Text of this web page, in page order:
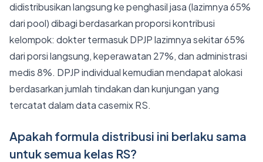
didistribusikan langsung ke penghasil jasa (lazimnya 65%
dari pool) dibagi berdasarkan proporsi kontribusi
kelompok: dokter termasuk DPJP lazimnya sekitar 65%
dari porsi langsung, keperawatan 27%, dan administrasi
medis 8%. DPJP individual kemudian mendapat alokasi
berdasarkan jumlah tindakan dan kunjungan yang
tercatat dalam data casemix RS.
Apakah formula distribusi ini berlaku sama
untuk semua kelas RS?